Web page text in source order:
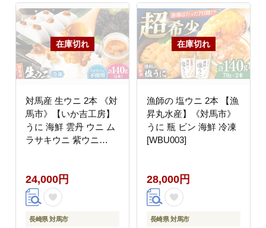
対馬産 生ウニ 2本 《対
馬市》【いか吉工房】
うに 海鮮 雲丹 ウニ ム
ラサキウニ 紫ウニ
24,000円
長崎県 対馬市
漁師の 塩ウニ 2本 【漁
昇丸水産】《対馬市》
うに 瓶 ビン 海鮮 冷凍
[WBU003]
28,000円
長崎県 対馬市